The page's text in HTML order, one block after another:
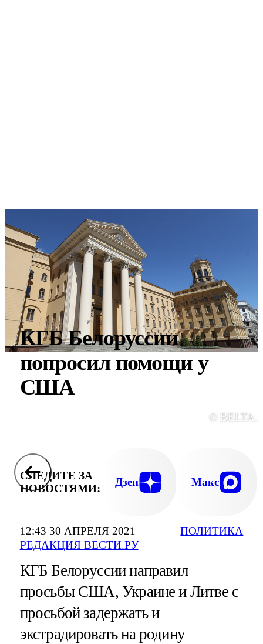
12:43 30 АПРЕЛЯ 2021
РЕДАКЦИЯ ВЕСТИ.РУ
ПОЛИТИКА
КГБ Белоруссии
попросил помощи у
США
©
СЛЕДИТЕ ЗА
НОВОСТЯМИ:
Дзен Макс
КГБ Белоруссии направил
просьбы США, Украине и Литве с
просьбой задержать и
экстрадировать на родину